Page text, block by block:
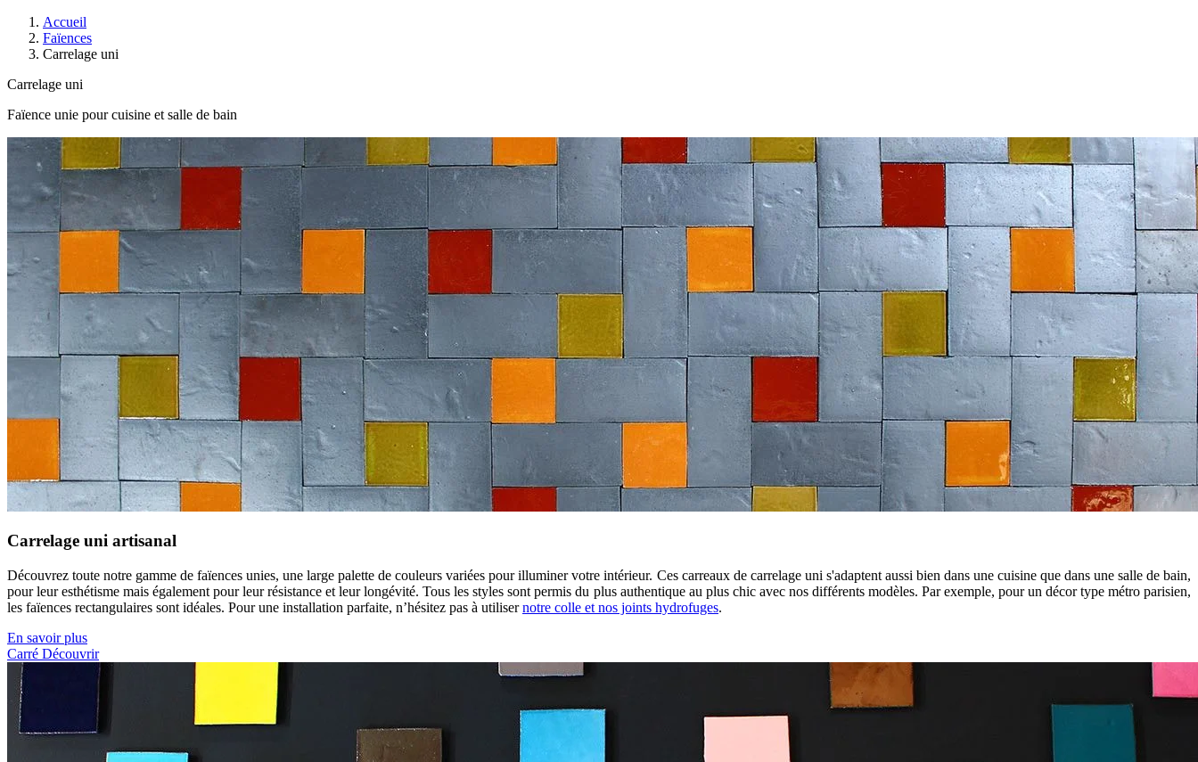
Accueil
Faïences
Carrelage uni
Carrelage uni
Faïence unie pour cuisine et salle de bain
Carrelage uni artisanal
Découvrez toute notre gamme de faïences unies, une large palette de couleurs variées pour illuminer votre intérieur. Ces carreaux de carrelage uni s'adaptent aussi bien dans une cuisine que dans une salle de bain,
pour leur esthétisme mais également pour leur résistance et leur longévité. Tous les styles sont permis du plus authentique au plus chic avec nos différents modèles. Par exemple, pour un décor type métro parisien,
les faïences rectangulaires sont idéales. Pour une installation parfaite, n’hésitez pas à utilisernotre colle et nos joints hydrofuges.
En savoir plus
Carré Découvrir